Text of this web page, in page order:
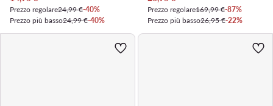
Prezzo regolare24,99 €-40%
Prezzo più basso24,99 €-40%
Prezzo regolare169,99 €-87%
Prezzo più basso26,95 €-22%